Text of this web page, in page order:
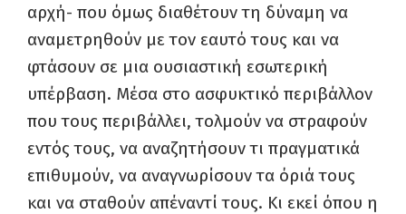
αρχή- που όμως διαθέτουν τη δύναμη να
αναμετρηθούν με τον εαυτό τους και να
φτάσουν σε μια ουσιαστική εσωτερική
υπέρβαση. Μέσα στο ασφυκτικό περιβάλλον
που τους περιβάλλει, τολμούν να στραφούν
εντός τους, να αναζητήσουν τι πραγματικά
επιθυμούν, να αναγνωρίσουν τα όριά τους
και να σταθούν απέναντί τους. Κι εκεί όπου η